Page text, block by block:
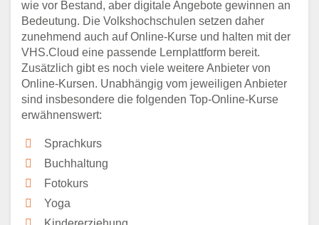
wie vor Bestand, aber digitale Angebote gewinnen an
Bedeutung. Die Volkshochschulen setzen daher
zunehmend auch auf Online-Kurse und halten mit der
VHS.Cloud eine passende Lernplattform bereit.
Zusätzlich gibt es noch viele weitere Anbieter von
Online-Kursen. Unabhängig vom jeweiligen Anbieter
sind insbesondere die folgenden Top-Online-Kurse
erwähnenswert:
Sprachkurs
Buchhaltung
Fotokurs
Yoga